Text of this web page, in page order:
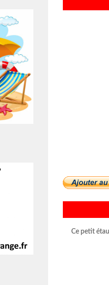
Ce petit